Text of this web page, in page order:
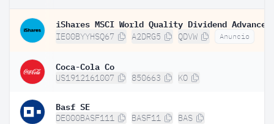
IE00BYYHSQ67 A2DRG5 QDVW Anuncio
Coca-Cola Co
US1912161007 850663 KO
Basf SE
DE000BASF111 BASF11 BAS